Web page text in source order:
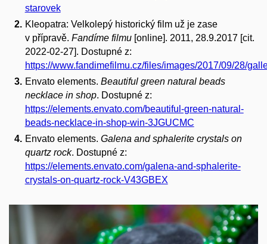
starovek
Kleopatra: Velkolepý historický film už je zase
v přípravě. Fandíme filmu[online]. 2011, 28.9.2017 [cit.
2022-02-27]. Dostupné z:
https://www.fandimefilmu.cz/files/images/2017/09/28/
Envato elements. Beautiful green natural beads
necklace in shop. Dostupné z:
https://elements.envato.com/beautiful-green-natural-
beads-necklace-in-shop-win-3JGUCMC
Envato elements. Galena and sphalerite crystals on
quartz rock. Dostupné z:
https://elements.envato.com/galena-and-sphalerite-
crystals-on-quartz-rock-V43GBEX